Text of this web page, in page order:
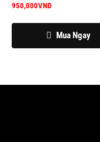
950,000VND
Mua Ngay